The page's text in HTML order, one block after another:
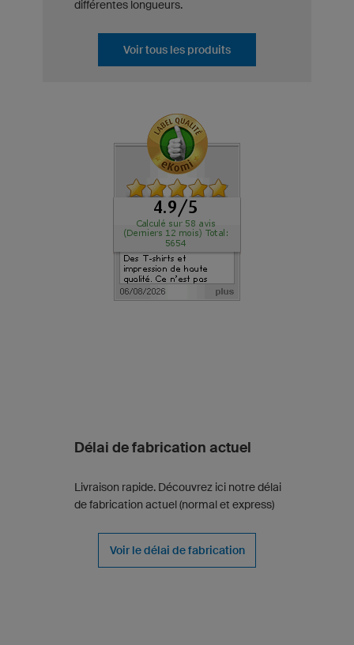
différentes longueurs.
Voir tous les produits
Délai de fabrication actuel
Livraison rapide. Découvrez ici notre délai
de fabrication actuel (normal et express)
Voir le délai de fabrication